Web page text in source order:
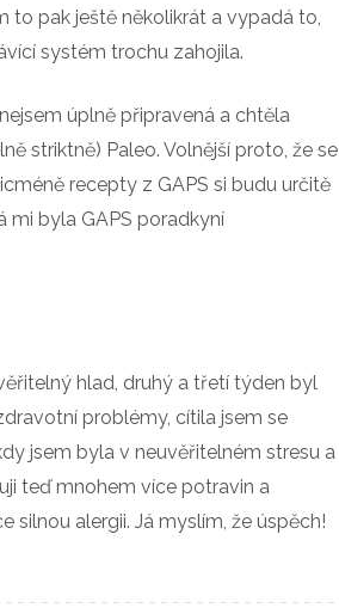
to pak ještě několikrát a vypadá to,
systém trochu zahojila.
úplně připravená a chtěla
striktně) Paleo. Volnější proto, že se
recepty z GAPS si budu určitě
mi byla GAPS poradkyní
hlad, druhý a třetí týden byl
problémy, cítila jsem se
jsem byla v neuvěřitelném stresu a
teď mnohem více potravin a
silnou alergii. Já myslím, že úspěch!